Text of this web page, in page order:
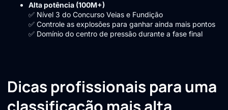
Alta potência (100M+)
✅ Nível 3 do Concurso Veias e Fundição
✅ Controle as explosões para ganhar ainda mais pontos
✅ Domínio do centro de pressão durante a fase final
Dicas profissionais para uma